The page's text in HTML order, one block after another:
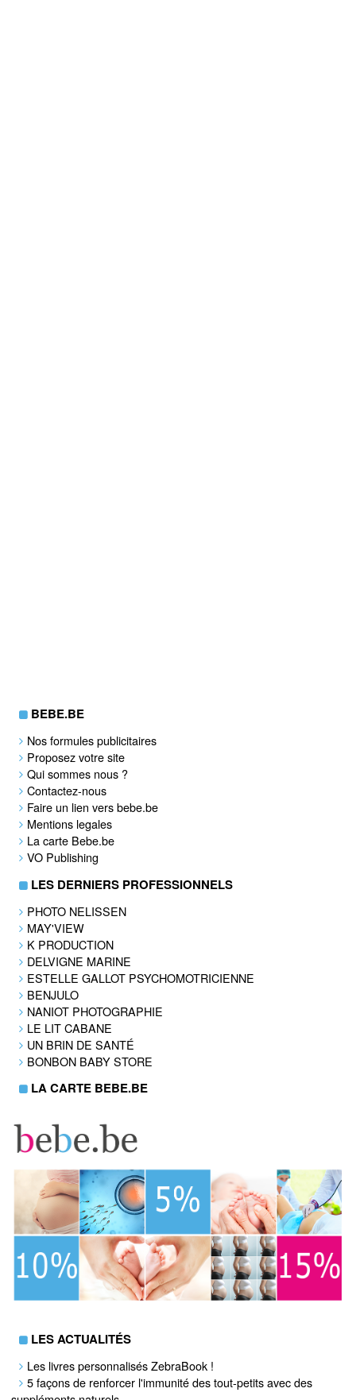
BEBE.BE
Nos formules publicitaires
Proposez votre site
Qui sommes nous ?
Contactez-nous
Faire un lien vers bebe.be
Mentions legales
La carte Bebe.be
VO Publishing
LES DERNIERS PROFESSIONNELS
PHOTO NELISSEN
MAY'VIEW
K PRODUCTION
DELVIGNE MARINE
ESTELLE GALLOT PSYCHOMOTRICIENNE
BENJULO
NANIOT PHOTOGRAPHIE
LE LIT CABANE
UN BRIN DE SANTÉ
BONBON BABY STORE
LA CARTE BEBE.BE
LES ACTUALITÉS
Les livres personnalisés ZebraBook !
5 façons de renforcer l'immunité des tout-petits avec des